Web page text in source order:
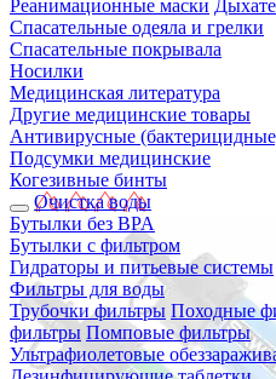
Реанимационные маски
Спасательные одеяла и грелки
Спасательные покрывала
Носилки
Медицинская литература
Другие медицинские товары
Антивирусные
Подсумки медицинские
Когезивные бинты
Очистка воды
Бутылки без BPA
Бутылки с фильтром
Гидраторы и питьевые системы
Фильтры для воды
Трубочки фильтры Походные
фильтры Помповые фильтры
Ультрафиолетовые